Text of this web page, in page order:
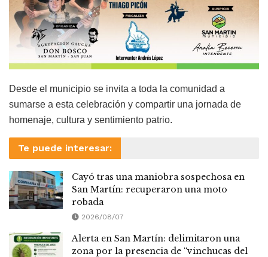
Desde el municipio se invita a toda la comunidad a
sumarse a esta celebración y compartir una jornada de
homenaje, cultura y sentimiento patrio.
Te puede interesar:
Cayó tras una maniobra sospechosa en
San Martín: recuperaron una moto
robada
2026/08/07
Alerta en San Martín: delimitaron una
zona por la presencia de “vinchucas del